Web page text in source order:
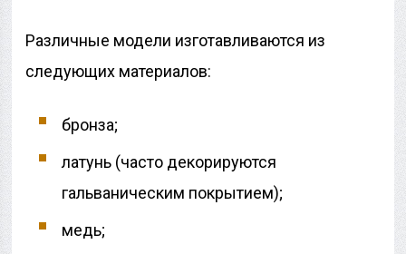
Различные модели изготавливаются из
следующих материалов:
бронза;
латунь (часто декорируются
гальваническим покрытием);
медь;